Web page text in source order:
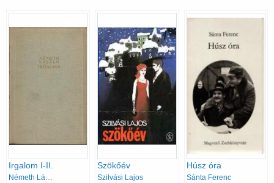
Irgalom I-II.
Németh László
Szökőév
Szilvási Lajos
Húsz óra
Sánta Ferenc